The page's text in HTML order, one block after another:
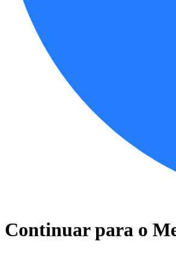
Continuar para o